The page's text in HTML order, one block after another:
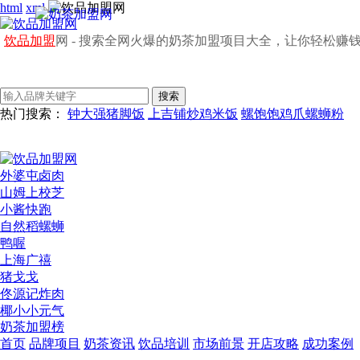
html xml
饮品加盟网 - 搜索全网火爆的奶茶加盟项目大全，让你轻松赚
热门搜索： 钟大强猪脚饭 上吉铺炒鸡米饭 螺饱饱鸡爪螺蛳粉
外婆屯卤肉
山姆上校芝
小酱快跑
自然稻螺蛳
鸭喔
上海广禧
猪戈戈
佟源记炸肉
椰小小元气
奶茶加盟榜
首页 品牌项目 奶茶资讯 饮品培训 市场前景 开店攻略 成功案例